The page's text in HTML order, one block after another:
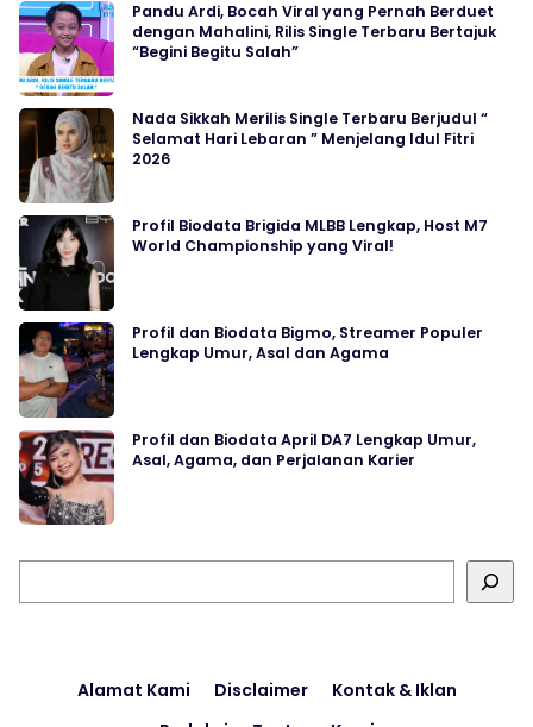
Pandu Ardi, Bocah Viral yang Pernah Berduet
dengan Mahalini, Rilis Single Terbaru Bertajuk
“Begini Begitu Salah”
Nada Sikkah Merilis Single Terbaru Berjudul “
Selamat Hari Lebaran ” Menjelang Idul Fitri
2026
Profil Biodata Brigida MLBB Lengkap, Host M7
World Championship yang Viral!
Profil dan Biodata Bigmo, Streamer Populer
Lengkap Umur, Asal dan Agama
Profil dan Biodata April DA7 Lengkap Umur,
Asal, Agama, dan Perjalanan Karier
Alamat Kami Disclaimer
Kontak & Iklan